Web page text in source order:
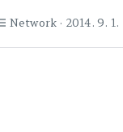
것들은 다 있네
Network · 2014. 9. 1.